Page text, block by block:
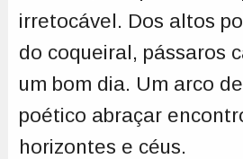
irretocável. Dos altos
do coqueiral, pássaros
um bom dia. Um arco
poético abraçar
horizontes e céus.